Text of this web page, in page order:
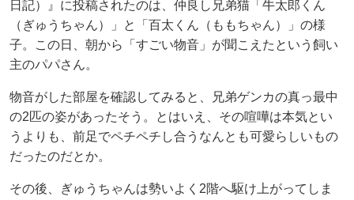
日記）』に投稿されたのは、仲良し兄弟猫「牛太郎くん
（ぎゅうちゃん）」と「百太くん（ももちゃん）」の様
子。この日、朝から「すごい物音」が聞こえたという飼い
主のパパさん。
物音がした部屋を確認してみると、兄弟ゲンカの真っ最中
の2匹の姿があったそう。とはいえ、その喧嘩は本気とい
うよりも、前足でペチペチし合うなんとも可愛らしいもの
だったのだとか。
その後、ぎゅうちゃんは勢いよく2階へ駆け上がってしま